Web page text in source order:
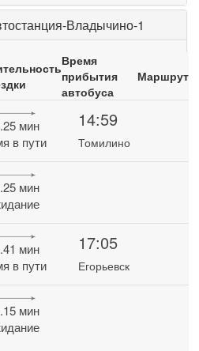
Владычино-1
Время
прибытия
автобуса
Маршрут
мин
в пути
14:59
Томилино
мин
мин
в пути
17:05
Егорьевск
мин